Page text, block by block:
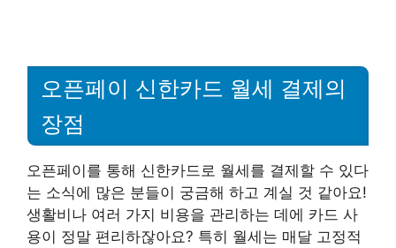
오픈페이 신한카드 월세 결제의
장점
오픈페이를 통해 신한카드로 월세를 결제할 수 있다
는 소식에 많은 분들이 궁금해 하고 계실 것 같아요!
생활비나 여러 가지 비용을 관리하는 데에 카드 사
용이 정말 편리하잖아요? 특히 월세는 매달 고정적